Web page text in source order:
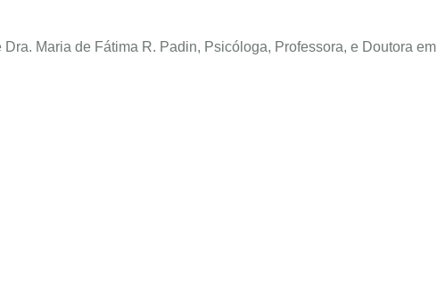
Maria de Fátima R. Padin, Psicóloga, Professora, e Doutora em